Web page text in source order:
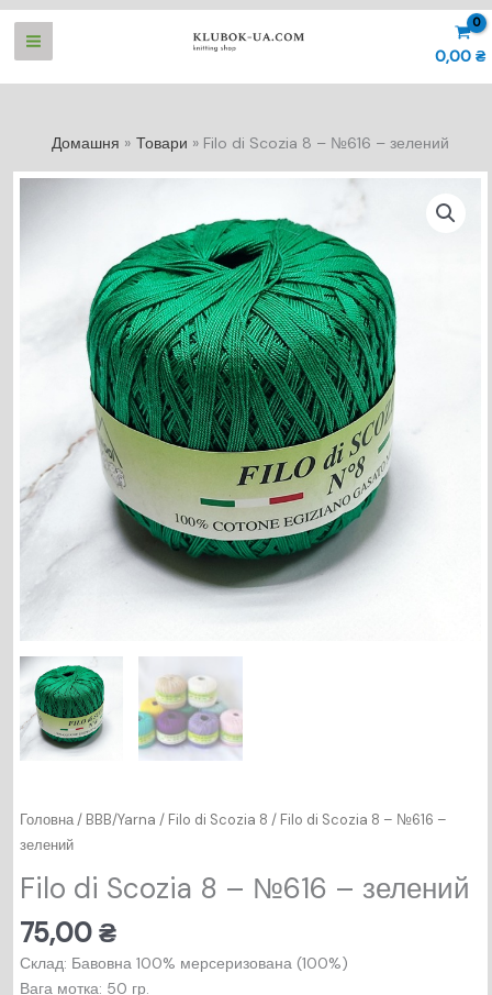
Перейти
0,00 ₴
Домашня Товари Filo di Scozia 8 – №616 – зелений
Головна/ BBB/Yarna / Filo di Scozia 8 / Filo di Scozia 8 – №616 –
зелений
Filo di Scozia 8 – №616 – зелений
75,00₴
Склад: Бавовна 100% мерсеризована (100%)
Вага мотка: 50 гр.